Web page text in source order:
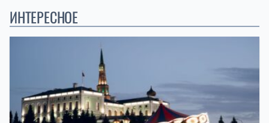
ИНТЕРЕСНОЕ